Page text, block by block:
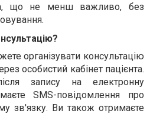
що не менш важливо, без
організувати консультацію
особистий кабінет пацієнта.
запису на електронну
SMS-повідомлення про
зв'язку. Ви також отримаєте